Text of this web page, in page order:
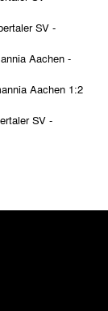
SV -
Aachen -
Aachen 1:2
SV -